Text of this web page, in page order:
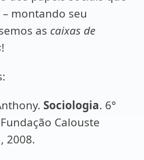
montando seu
as caixas de
!
Sociologia. 6°
Calouste
2008.